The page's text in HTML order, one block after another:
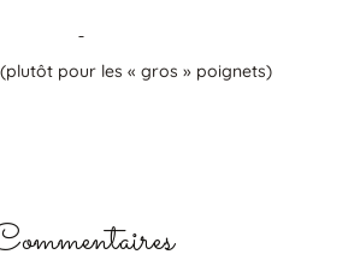
pour les « gros » poignets)